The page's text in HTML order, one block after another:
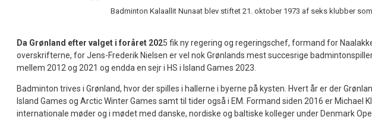
Badminton Kalaallit Nunaat blev stiftet 21. oktober 1973 af seks klubber
Da Grønland efter valget i foråret 2025 fik ny regering og regeringschef, formand for
overskrifterne, for Jens-Frederik Nielsen er vel nok Grønlands mest succesrige
mellem 2012 og 2021 og endda en sejr i HS i Island Games 2023.
Badminton trives i Grønland, hvor der spilles i hallerne i byerne på kysten. Hvert år er der
Island Games og Arctic Winter Games samt til tider også i EM. Formand siden 2016 er
internationale møder og i mødet med danske, nordiske og baltiske kolleger under Denmark